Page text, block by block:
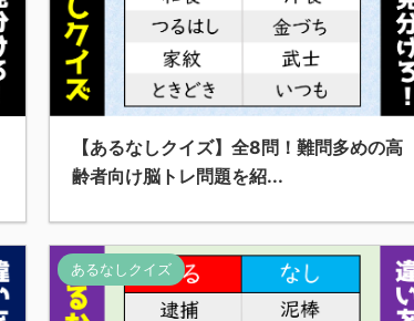
【あるなしクイズ】全8問！難問多めの高
齢者向け脳トレ問題を紹...
あるなしクイズ